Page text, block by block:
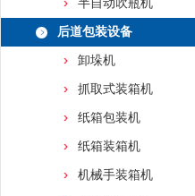
半自动吹瓶机
后道包装设备
卸垛机
抓取式装箱机
纸箱包装机
纸箱装箱机
机械手装箱机